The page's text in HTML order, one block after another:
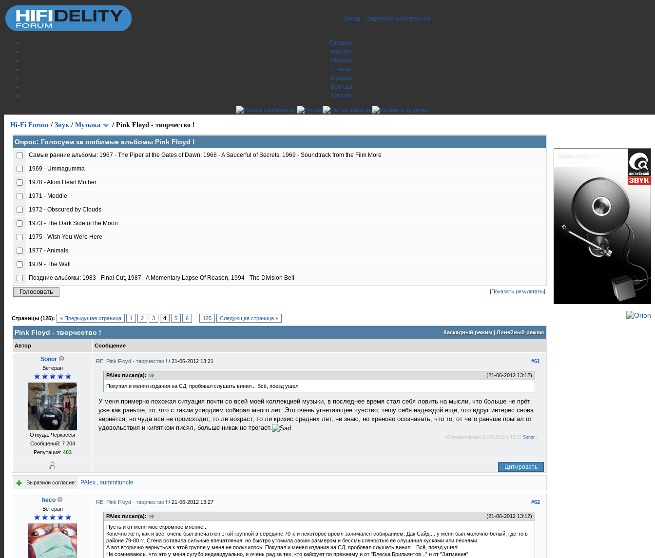
Вход Зарегистрироваться
Главная
Новости
Обзоры
Статьи
Музыка
Бренды
Каталог
Hi-Fi Forum / Звук / Музыка / Pink Floyd - творчество !
Опрос: Голосуем за любимые альбомы Pink Floyd !
Самые ранние альбомы: 1967 - The Piper at the Gates of Dawn, 1968 - A Saucerful of Secrets, 1969 - Soundtrack from the Film More
1969 - Ummagumma
1970 - Atom Heart Mother
1971 - Meddle
1972 - Obscured by Clouds
1973 - The Dark Side of the Moon
1975 - Wish You Were Here
1977 - Animals
1979 - The Wall
Поздние альбомы: 1983 - Final Cut, 1987 - A Momentary Lapse Of Reason, 1994 - The Division Bell
[Показать результаты]
Страницы (125): « Предыдущая страница 1 2 3 4 5 6 125 Следующая страница »
Каскадный режим| Линейный режим
Pink Floyd - творчество !
Автор Сообщение
Sonor
Ветеран
Откуда: Черкассы
Сообщений: 7 204
Репутация: 403
#61
RE: Pink Floyd - творчество ! / 21-06-2012 13:21
(21-06-2012 13:12)
PAlex писал(а):
Покупал и менял издания на СД, пробовал слушать винил... Всё, поезд ушел!
У меня примерно похожая ситуация почти со всей моей коллекцией музыки, в последнее время стал себя ловить на мысли, что больше не прёт
уже как раньше, то, что с таким усердием собирал много лет. Это очень угнетающее чувство, тешу себя надеждой ещё, что вдруг интерес снова
вернётся, но чуда всё не происходит, то ли возраст, то ли кризис средних лет, не знаю, но хреново осознавать, что то, от чего раньше прыгал от
удовольствия и кипятком писял, больше никак не трогает.
(Отредактировал 21-06-2012 в 13:22 Sonor .)
Цитировать
Выразили согласие: PAlex , summituncle
heco
Ветеран
#62
RE: Pink Floyd - творчество ! / 21-06-2012 13:27
(21-06-2012 13:12)
PAlex писал(а):
Пусть и от меня моё скромное мнение...
Конечно же я, как и все, очень был впечатлен этой группой в середине 70-х и некоторое время занимался собиранием. Дак Сайд.... у меня был молочно-белый, где-то в
районе 79-80 гг. Стена оставила сильные впечатления, но быстро утомила своим размером и бессмысленостью ее слушания кусками или песнями.
А вот вторично вернуться к этой группе у меня не получилось. Покупал и менял издания на СД, пробовал слушать винил... Всё, поезд ушел!
Не сомневаюсь. что это у меня сугубо индивидуально, и очень рад за тех, кто кайфует по прежнему и от "Блеска Брильянтов..." и от "Затмения"